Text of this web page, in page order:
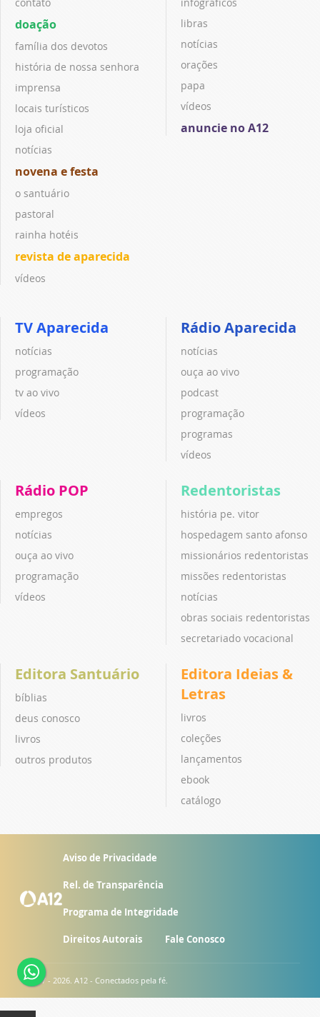
contato
doação
família dos devotos
história de nossa senhora
imprensa
locais turísticos
loja oficial
notícias
novena e festa
o santuário
pastoral
rainha hotéis
revista de aparecida
vídeos
infográficos
libras
notícias
orações
papa
vídeos
anuncie no A12
TV Aparecida
notícias
programação
tv ao vivo
vídeos
Rádio Aparecida
notícias
ouça ao vivo
podcast
programação
programas
vídeos
Rádio POP
empregos
notícias
ouça ao vivo
programação
vídeos
Redentoristas
história pe. vitor
hospedagem santo afonso
missionários redentoristas
missões redentoristas
notícias
obras sociais redentoristas
secretariado vocacional
Editora Santuário
bíblias
deus conosco
livros
outros produtos
Editora Ideias &
Letras
livros
coleções
lançamentos
ebook
catálogo
Aviso de Privacidade
Rel. de Transparência
Programa de Integridade
Direitos Autorais Fale Conosco
© 2007 - 2026. A12 - Conectados pela fé.